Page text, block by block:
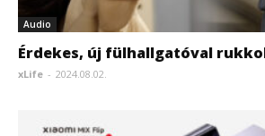
Audio
Érdekes, új fülhallgatóval
xLife - 2024.08.02.